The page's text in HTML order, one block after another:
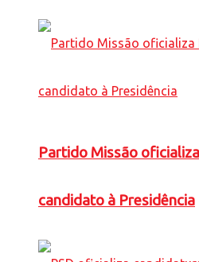
Partido Missão
candidato à Presidência